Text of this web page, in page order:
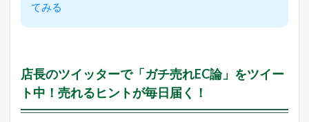
てみる
店長のツイッターで「ガチ売れEC論」をツイー
ト中！売れるヒントが毎日届く！